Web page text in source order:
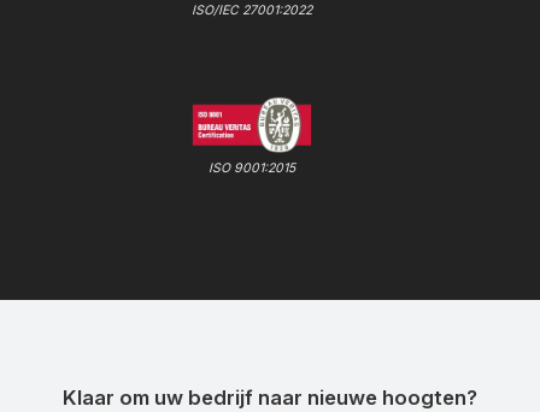
ISO/IEC 27001:2022
ISO 9001:2015
Klaar om uw bedrijf naar nieuwe hoogten?